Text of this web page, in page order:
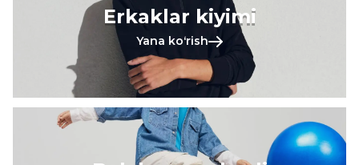
Erkaklar kiyimi
Yana koʻrish